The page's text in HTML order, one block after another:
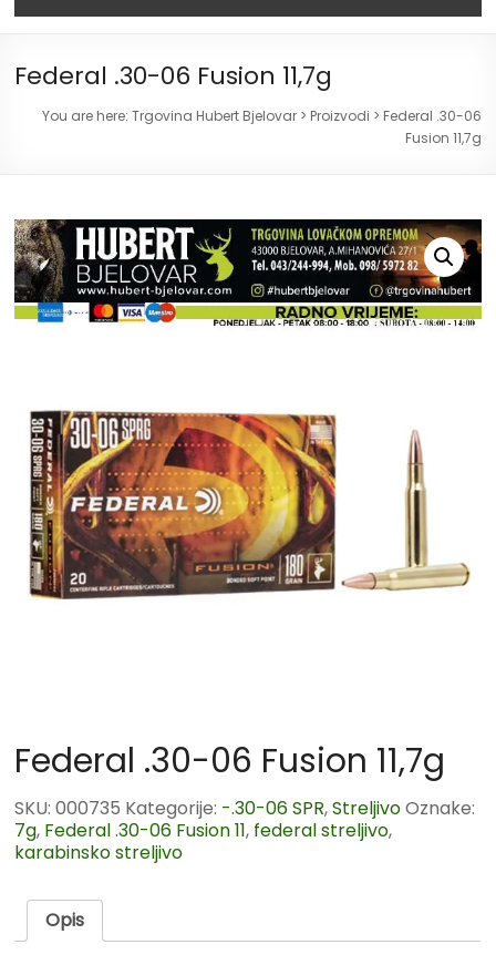
Federal .30-06 Fusion 11,7g
You are here: Trgovina Hubert Bjelovar> Proizvodi > Federal .30-06
Fusion 11,7g
Federal .30-06 Fusion 11,7g
SKU:000735 Kategorije: -.30-06 SPR,StreljivoOznake:
7g, Federal .30-06 Fusion 11, federal streljivo,
karabinsko streljivo
Opis